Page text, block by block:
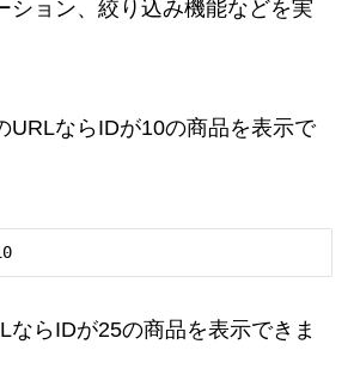
ション、絞り込み機能などを実
URLならIDが10の商品を表示で
product.php?id=10
ならIDが25の商品を表示できま